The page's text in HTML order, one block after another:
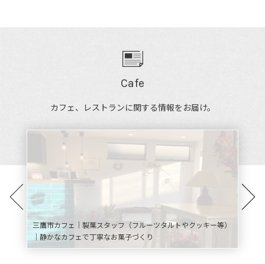
Cafe
カフェ、レストランに関する情報をお届け。
三鷹市カフェ｜製菓スタッフ（フルーツタルトやクッキー等）
｜静かなカフェで丁寧なお菓子づくり